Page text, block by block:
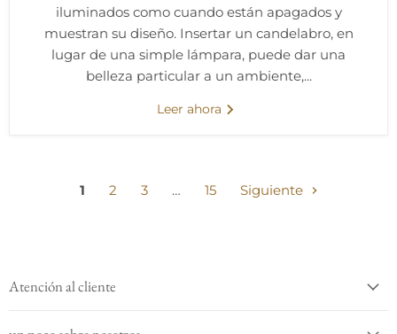
iluminados como cuando están apagados y
muestran su diseño. Insertar un candelabro, en
lugar de una simple lámpara, puede dar una
belleza particular a un ambiente,...
Leer ahora
1 2 3 … 15 Siguiente
Atención al cliente